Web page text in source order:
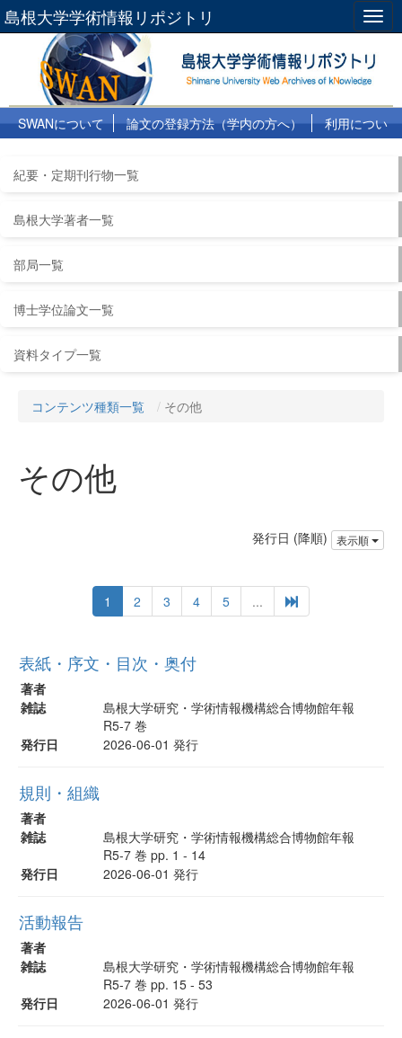
島根大学学術情報リポジトリ
SWANについて 論文の登録方法（学内の方へ）
利用につい
紀要・定期刊行物一覧
島根大学著者一覧
部局一覧
博士学位論文一覧
資料タイプ一覧
コンテンツ種類一覧 その他
その他
発行日 (降順) 表示順
1 2 3 4 5 ...
表紙・序文・目次・奥付
著者
雑誌
島根大学研究・学術情報機構総合博物館年報
R5-7 巻
発行日
2026-06-01 発行
規則・組織
著者
雑誌
島根大学研究・学術情報機構総合博物館年報
R5-7 巻 pp. 1 - 14
発行日
2026-06-01 発行
活動報告
著者
雑誌
島根大学研究・学術情報機構総合博物館年報
R5-7 巻 pp. 15 - 53
発行日
2026-06-01 発行